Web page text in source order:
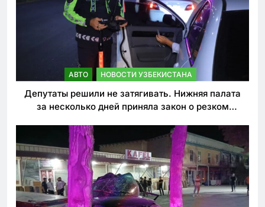
АВТО НОВОСТИ УЗБЕКИСТАНА
Депутаты решили не затягивать. Нижняя палата
за несколько дней приняла закон о резком